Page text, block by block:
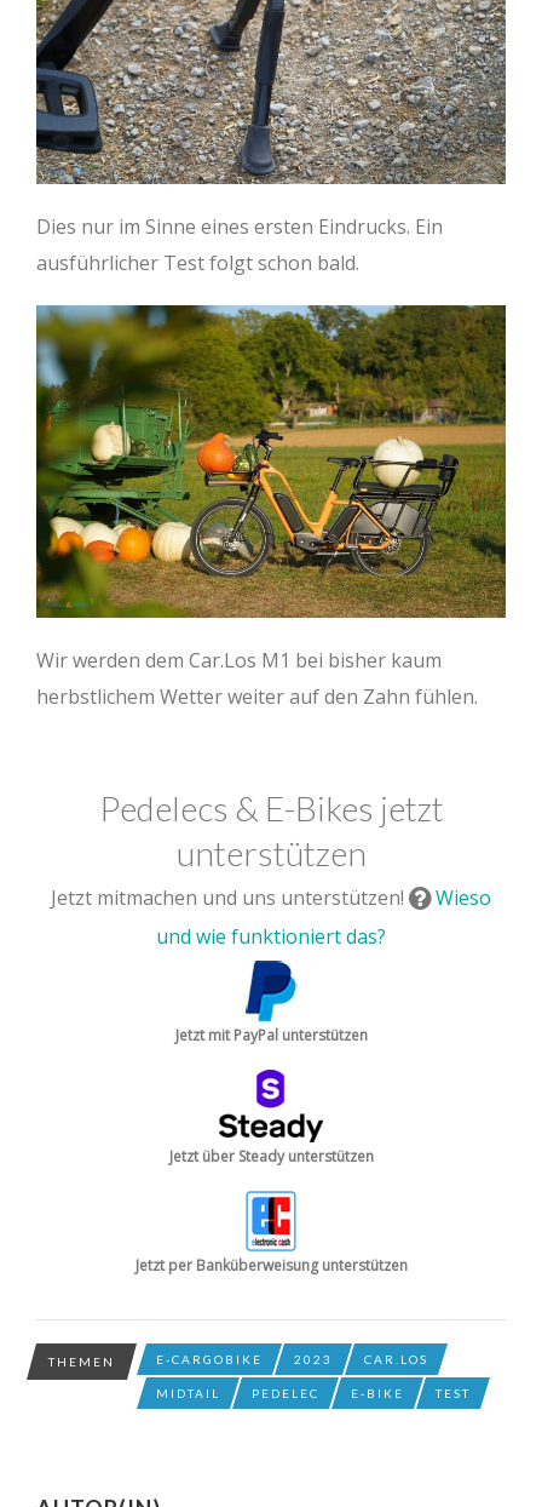
Dies nur im Sinne eines ersten Eindrucks. Ein
ausführlicher Test folgt schon bald.
Wir werden dem Car.Los M1 bei bisher kaum
herbstlichem Wetter weiter auf den Zahn fühlen.
Pedelecs & E-Bikes jetzt
unterstützen
Jetzt mitmachen und uns unterstützen!
Wieso
und wie funktioniert das?
Jetzt mit PayPal unterstützen
Jetzt über Steady unterstützen
Jetzt per Banküberweisung unterstützen
THEMEN E-CARGOBIKE 2023 CAR.LOS
MIDTAIL PEDELEC E-BIKE TEST